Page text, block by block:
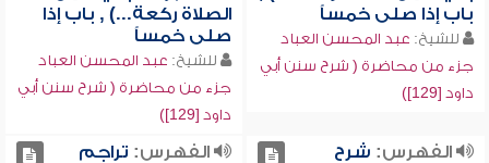
باب إذا صلى خمساً
للشيخ: عبد المحسن العباد
جزء من محاضرة ( شرح سنن أبي
داود [129])
الصلاة ركعة...) , باب إذا
صلى خمساً
للشيخ: عبد المحسن العباد
جزء من محاضرة ( شرح سنن أبي
داود [129])
الفهرس: شرح
الفهرس: تراجم